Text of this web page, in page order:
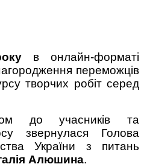
в онлайн-форматі
переможців
творчих робіт серед
до учасників та
звернулася Голова
України з питань
Алюшина.